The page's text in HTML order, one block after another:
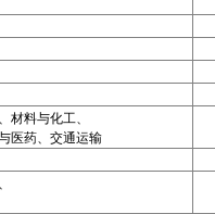
料与化工、
医药、交通运输